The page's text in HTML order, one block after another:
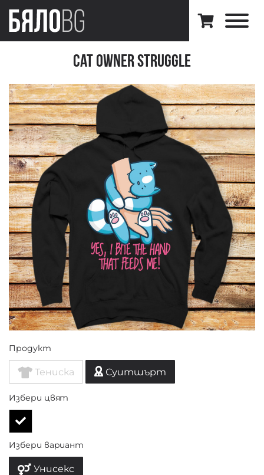
Cat Owner Struggle
Продукт
Тениска Суитшърт
Избери цвят
Избери вариант
Унисекс